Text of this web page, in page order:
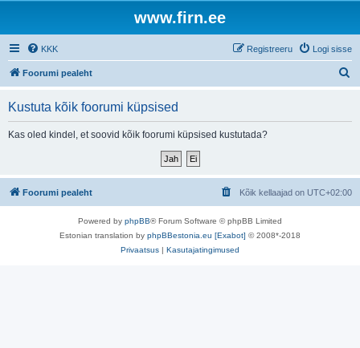
www.firn.ee
KKK Logi sisse
Registreeru
Foorumi pealeht
Kustuta kõik foorumi küpsised
Kas oled kindel, et soovid kõik foorumi küpsised kustutada?
Foorumi pealeht Kõik kellaajad on UTC+02:00
Powered by phpBB® Forum Software © phpBB Limited
Estonian translation by phpBBestonia.eu [Exabot] © 2008*-2018
Privaatsus | Kasutajatingimused